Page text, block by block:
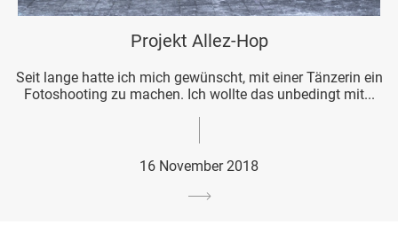
Projekt Allez-Hop
Seit lange hatte ich mich gewünscht, mit einer Tänzerin ein
Fotoshooting zu machen. Ich wollte das unbedingt mit...
16 November 2018